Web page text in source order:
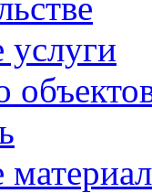
услуги